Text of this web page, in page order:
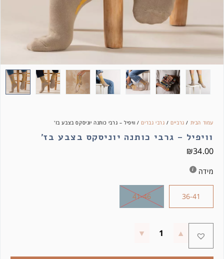
עמוד הבית / גרביים/ גרבי גברים/ וויפיל – גרבי כותנה יוניסקס בצבע בז'
וויפיל – גרבי כותנה יוניסקס בצבע בז'
₪34.00
מידה
36-41
41-46